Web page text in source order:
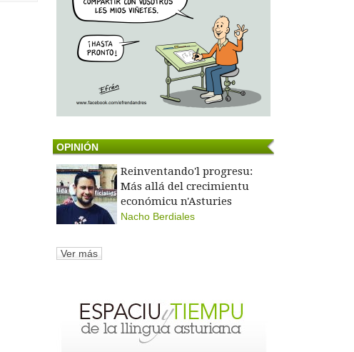
OPINIÓN
Reinventando'l progresu:
Más allá del crecimientu
económicu n'Asturies
Nacho Berdiales
Ver más